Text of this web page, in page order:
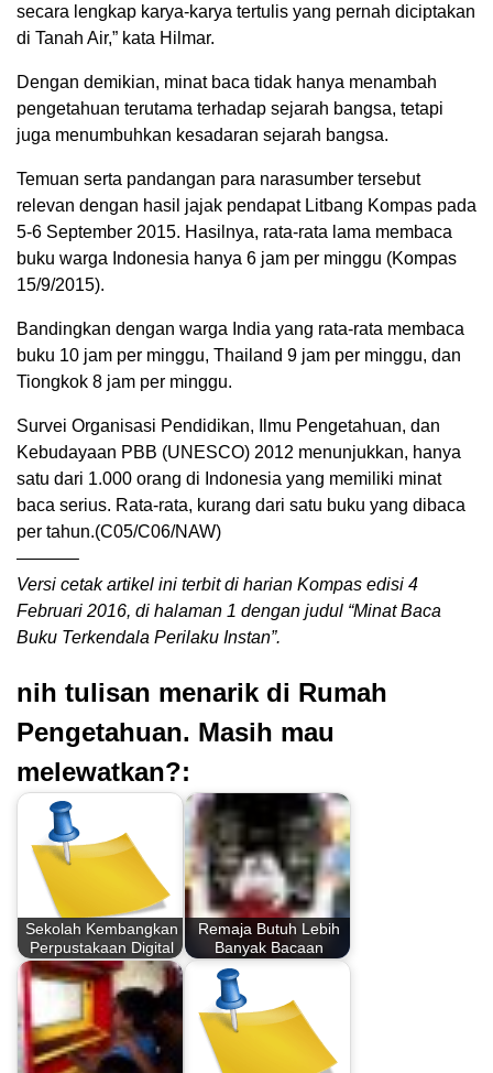
secara lengkap karya-karya tertulis yang pernah diciptakan
di Tanah Air,” kata Hilmar.
Dengan demikian, minat baca tidak hanya menambah
pengetahuan terutama terhadap sejarah bangsa, tetapi
juga menumbuhkan kesadaran sejarah bangsa.
Temuan serta pandangan para narasumber tersebut
relevan dengan hasil jajak pendapat Litbang Kompas pada
5-6 September 2015. Hasilnya, rata-rata lama membaca
buku warga Indonesia hanya 6 jam per minggu (Kompas
15/9/2015).
Bandingkan dengan warga India yang rata-rata membaca
buku 10 jam per minggu, Thailand 9 jam per minggu, dan
Tiongkok 8 jam per minggu.
Survei Organisasi Pendidikan, Ilmu Pengetahuan, dan
Kebudayaan PBB (UNESCO) 2012 menunjukkan, hanya
satu dari 1.000 orang di Indonesia yang memiliki minat
baca serius. Rata-rata, kurang dari satu buku yang dibaca
per tahun.(C05/C06/NAW)
———–
Versi cetak artikel ini terbit di harian Kompas edisi 4
Februari 2016, di halaman 1 dengan judul “Minat Baca
Buku Terkendala Perilaku Instan”.
nih tulisan menarik di Rumah
Pengetahuan. Masih mau
melewatkan?:
Sekolah Kembangkan
Perpustakaan Digital
Remaja Butuh Lebih
Banyak Bacaan